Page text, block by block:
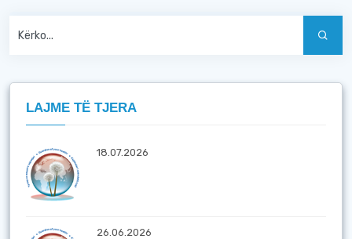
LAJME TË TJERA
18.07.2026
26.06.2026